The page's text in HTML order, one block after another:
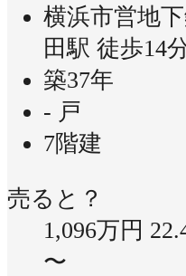
横浜市営地
田駅 徒歩14
築37年
- 戸
7階建
売ると？
1,096万円
〜